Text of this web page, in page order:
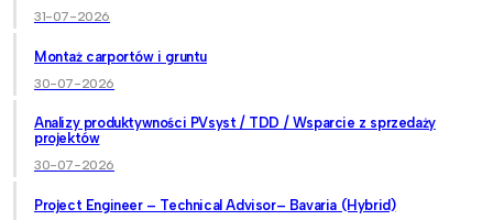
31-07-2026
Montaż carportów i gruntu
30-07-2026
Analizy produktywności PVsyst / TDD / Wsparcie z sprzedaży
projektów
30-07-2026
Project Engineer – Technical Advisor– Bavaria (Hybrid)